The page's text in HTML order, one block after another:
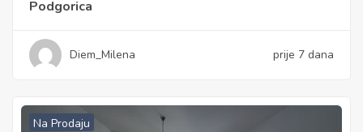
Podgorica
Diem_Milena prije 7 dana
Na Prodaju